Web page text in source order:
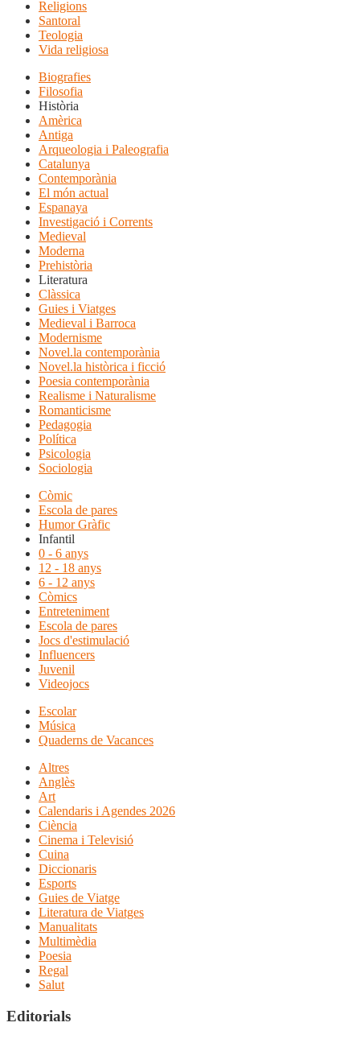
Religions
Santoral
Teologia
Vida religiosa
Biografies
Filosofia
Història
Amèrica
Antiga
Arqueologia i Paleografia
Catalunya
Contemporània
El món actual
Espanaya
Investigació i Corrents
Medieval
Moderna
Prehistòria
Literatura
Clàssica
Guies i Viatges
Medieval i Barroca
Modernisme
Novel.la contemporània
Novel.la històrica i ficció
Poesia contemporània
Realisme i Naturalisme
Romanticisme
Pedagogia
Política
Psicologia
Sociologia
Còmic
Escola de pares
Humor Gràfic
Infantil
0 - 6 anys
12 - 18 anys
6 - 12 anys
Còmics
Entreteniment
Escola de pares
Jocs d'estimulació
Influencers
Juvenil
Videojocs
Escolar
Música
Quaderns de Vacances
Altres
Anglès
Art
Calendaris i Agendes 2026
Ciència
Cinema i Televisió
Cuina
Diccionaris
Esports
Guies de Viatge
Literatura de Viatges
Manualitats
Multimèdia
Poesia
Regal
Salut
Editorials